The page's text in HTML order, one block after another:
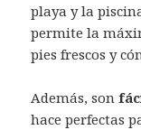
playa y la
permite la
pies frescos y
Además, son
hace perfectas